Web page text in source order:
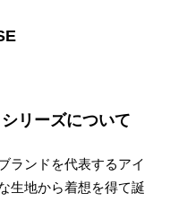
リーズについて
ランドを代表するアイ
生地から着想を得て誕